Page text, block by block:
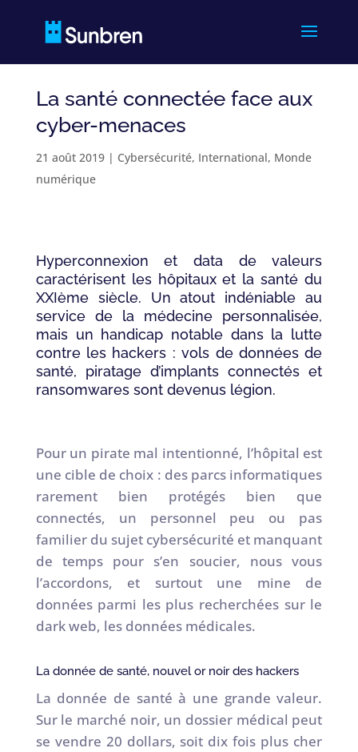
La santé connectée face aux
cyber-menaces
21 août 2019| Cybersécurité, International, Monde
numérique
Hyperconnexion et data de valeurs
caractérisent les hôpitaux et la santé du
XXIème siècle. Un atout indéniable au
service de la médecine personnalisée,
mais un handicap notable dans la lutte
contre les hackers : vols de données de
santé, piratage d’implants connectés et
ransomwares sont devenus légion.
Pour un pirate mal intentionné, l’hôpital est
une cible de choix : des parcs informatiques
rarement bien protégés bien que
connectés, un personnel peu ou pas
familier du sujet cybersécurité et manquant
de temps pour s’en soucier, nous vous
l’accordons, et surtout une mine de
données parmi les plus recherchées sur le
dark web, les données médicales.
La donnée de santé, nouvel or noir des hackers
La donnée de santé à une grande valeur.
Sur le marché noir, un dossier médical peut
se vendre 20 dollars, soit dix fois plus cher